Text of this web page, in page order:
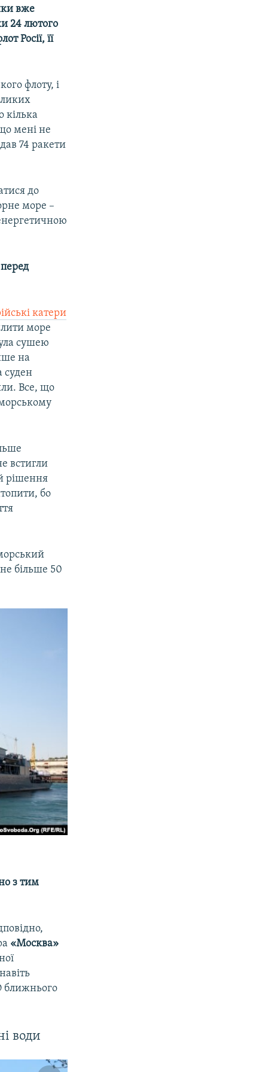
вже
24 лютого
Росії, її
флоту, і
кілька
мені не
74 ракети
до
море –
катери
море
сушею
на
суден
Все, що
встигли
рішення
бо
більше 50
з тим
«Москва»
ближнього
води